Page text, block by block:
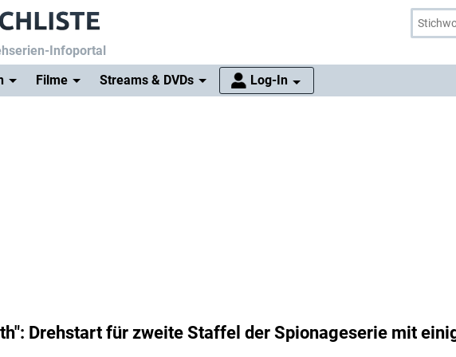
Infoportal
Filme Streams & DVDs Log-In
Drehstart für zweite Staffel der Spionageserie mit